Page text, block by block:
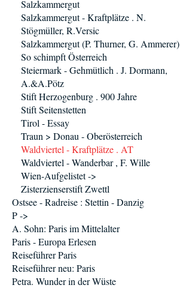
Salzkammergut
Salzkammergut - Kraftplätze . N.
Stögmüller, R.Versic
Salzkammergut (P. Thurner, G. Ammerer)
So schimpft Österreich
Steiermark - Gehmütlich . J. Dormann,
A.&A.Pötz
Stift Herzogenburg . 900 Jahre
Stift Seitenstetten
Tirol - Essay
Traun > Donau - Oberösterreich
Waldviertel - Kraftplätze . AT
Waldviertel - Wanderbar , F. Wille
Wien-Aufgelistet ->
Zisterzienserstift Zwettl
Ostsee - Radreise : Stettin - Danzig
P ->
A. Sohn: Paris im Mittelalter
Paris - Europa Erlesen
Reiseführer Paris
Reiseführer neu: Paris
Petra. Wunder in der Wüste